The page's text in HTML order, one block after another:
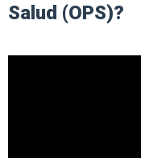
Salud (OPS)?